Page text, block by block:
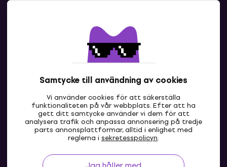
Samtycke till användning av cookies
Vi använder cookies för att säkerställa
funktionaliteten på vår webbplats. Efter att ha
gett ditt samtycke använder vi dem för att
analysera trafik och anpassa annonsering på tredje
parts annonsplattformar, alltid i enlighet med
reglerna i sekretesspolicyn.
Kontakta oss
SE